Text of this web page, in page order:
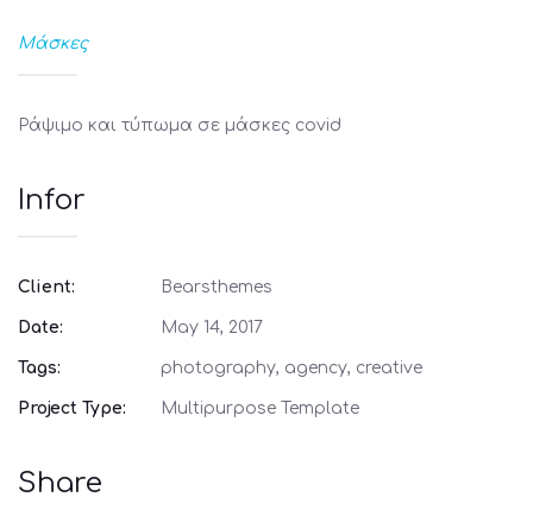
Μάσκες
Ράψιμο και τύπωμα σε μάσκες covid
Infor
Client: Bearsthemes
Date: May 14, 2017
Tags: photography, agency, creative
Project Type: Multipurpose Template
Share